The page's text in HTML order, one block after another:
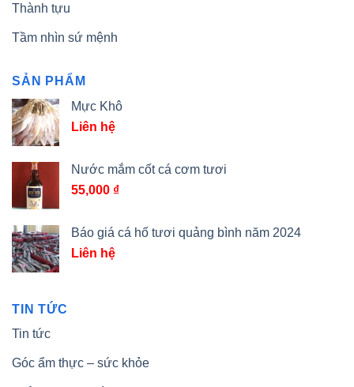
Thành tựu
Tầm nhìn sứ mệnh
SẢN PHẨM
Mực Khô
Liên hệ
Nước mắm cốt cá cơm tươi
55,000 ₫
Báo giá cá hố tươi quảng bình năm 2024
Liên hệ
TIN TỨC
Tin tức
Góc ẩm thực – sức khỏe